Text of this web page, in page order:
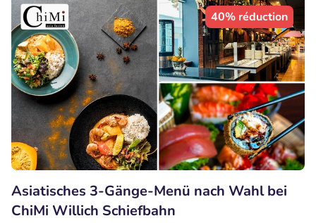
40% réduction
Asiatisches 3-Gänge-Menü nach Wahl bei
ChiMi Willich Schiefbahn